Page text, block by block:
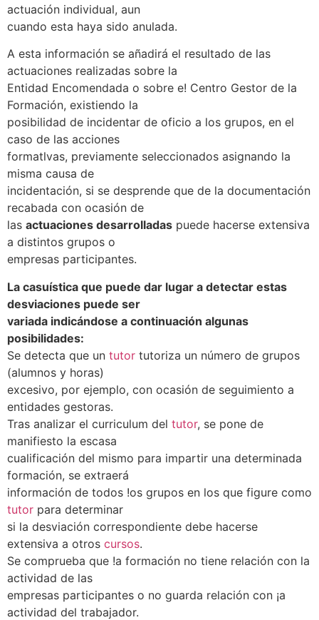
actuación individual, aun
cuando esta haya sido anulada.
A esta información se añadirá el resultado de las
actuaciones realizadas sobre la
Entidad Encomendada o sobre e! Centro Gestor de la
Formación, existiendo la
posibilidad de incidentar de oficio a los grupos, en el
caso de las acciones
formatlvas, previamente seleccionados asignando la
misma causa de
incidentación, si se desprende que de la documentación
recabada con ocasión de
las actuaciones desarrolladas puede hacerse extensiva
a distintos grupos o
empresas participantes.
La casuística que puede dar lugar a detectar estas
desviaciones puede ser
variada indicándose a continuación algunas
posibilidades:
Se detecta que un tutor tutoriza un número de grupos
(alumnos y horas)
excesivo, por ejemplo, con ocasión de seguimiento a
entidades gestoras.
Tras analizar el curriculum del tutor, se pone de
manifiesto la escasa
cualificación del mismo para impartir una determinada
formación, se extraerá
información de todos !os grupos en los que figure como
tutor para determinar
si la desviación correspondiente debe hacerse
extensiva a otros cursos.
Se comprueba que !a formación no tiene relación con la
actividad de las
empresas participantes o no guarda relación con ¡a
actividad del trabajador.